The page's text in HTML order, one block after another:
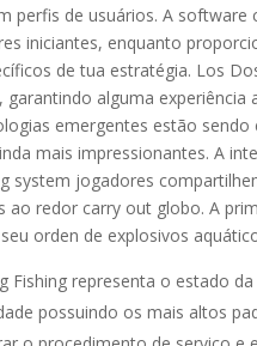
perfis de usuários. A
iniciantes, enquanto
de tua estratégia. Los
alguma
emergentes estão
mais impressionantes. A
system jogadores
redor carry out globo. A
orden de explosivos
Fishing representa o estado
possuindo os mais altos